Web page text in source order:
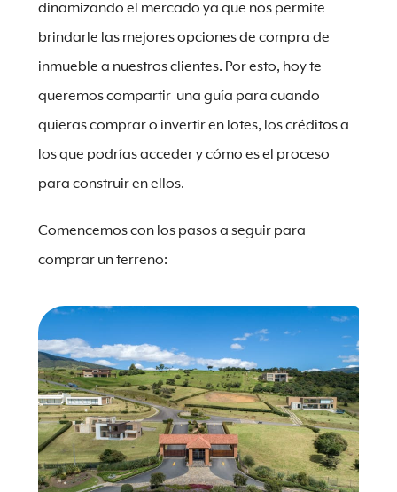
dinamizando el mercado ya que nos permite
brindarle las mejores opciones de compra de
inmueble a nuestros clientes. Por esto, hoy te
queremos compartir una guía para cuando
quieras comprar o invertir en lotes, los créditos a
los que podrías acceder y cómo es el proceso
para construir en ellos.
Comencemos con los pasos a seguir para
comprar un terreno: